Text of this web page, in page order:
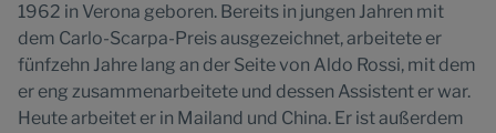
1962 in Verona geboren. Bereits in jungen Jahren mit
dem Carlo-Scarpa-Preis ausgezeichnet, arbeitete er
fünfzehn Jahre lang an der Seite von Aldo Rossi, mit dem
er eng zusammenarbeitete und dessen Assistent er war.
Heute arbeitet er in Mailand und China. Er ist außerdem